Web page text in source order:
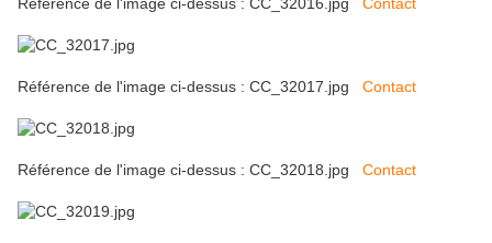
Référence de l'image ci-dessus : CC_32017.jpg Contact
Référence de l'image ci-dessus : CC_32018.jpg Contact